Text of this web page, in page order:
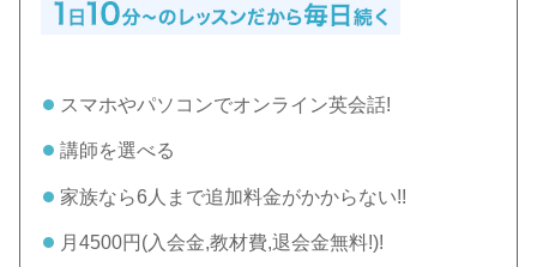
スマホやパソコンでオンライン英会話!
講師を選べる
家族なら6人まで追加料金がかからない!!
月4500円(入会金,教材費,退会金無料!)!